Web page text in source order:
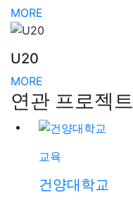
MORE
U20
MORE
연관 프로젝트
교육
건양대학교